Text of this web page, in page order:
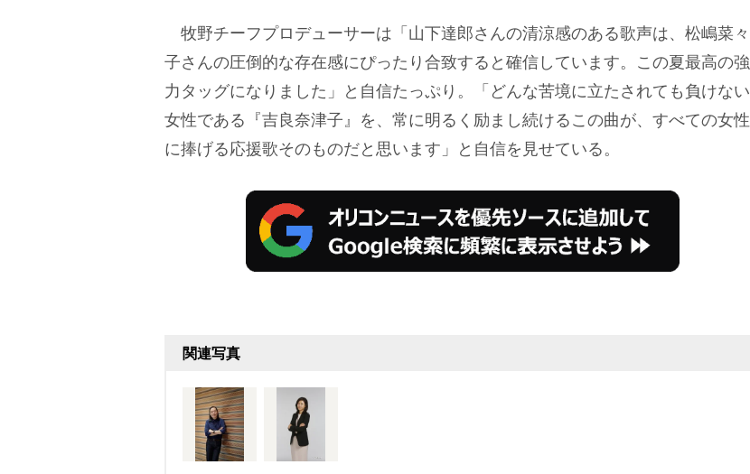
牧野チーフプロデューサーは「山下達郎さんの清涼感のある歌声は、松嶋菜々
子さんの圧倒的な存在感にぴったり合致すると確信しています。この夏最高の強
力タッグになりました」と自信たっぷり。「どんな苦境に立たされても負けない
女性である『吉良奈津子』を、常に明るく励まし続けるこの曲が、すべての女性
に捧げる応援歌そのものだと思います」と自信を見せている。
関連写真